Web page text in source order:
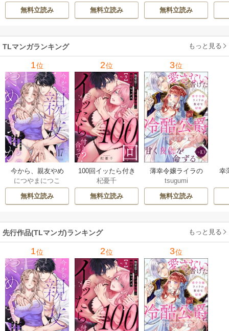
隣人後輩くんのイ
キすぎた執着にハ
巻
無料立読み
快楽、閨に響くは
乱れ声― 18巻
無料立読み
応の旦那様は毎晩
寝たふりをした私
ニィ
無料立読み
TLマンガランキング もっと見る
1位
今から、親友やめ
ようか。～腐れ縁
同僚は甘い快楽で
私を壊す～
につやまにつこ
無料立読み
2位
100回イッたら付き
合って？ 無愛想な
ライバル同期の溺
愛絶倫セックス
杞憂千
無料立読み
3位
薄幸令嬢ライラの
数奇な結婚 愛さな
いと告げた冷酷公
爵は甘く夜伽を命
tsugumi
無料立読み
幸
先行作品(TLマンガ)ランキング もっと見る
1位 2位 3位